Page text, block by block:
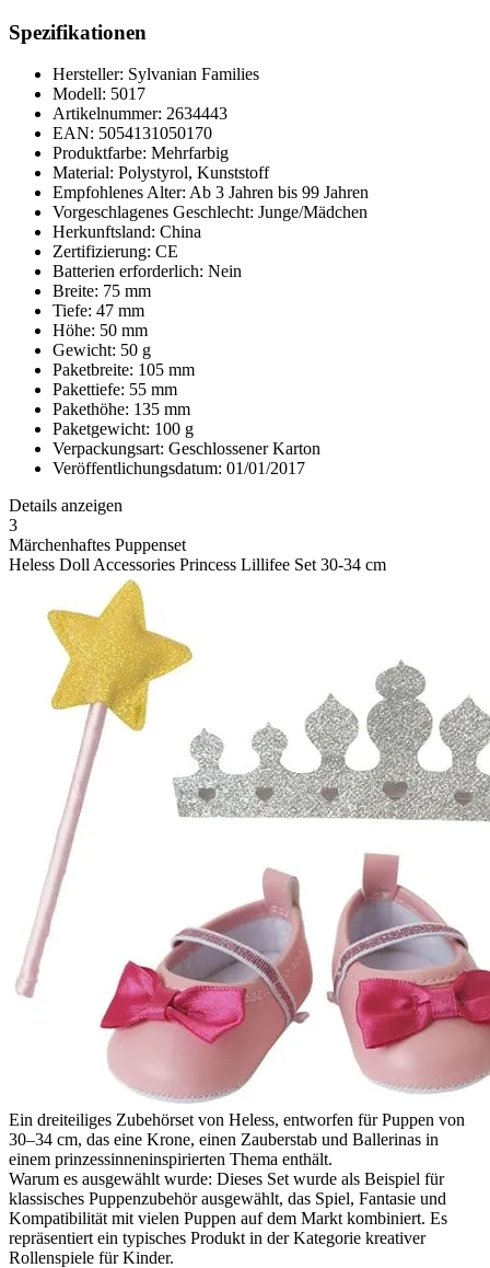
Spezifikationen
Hersteller: Sylvanian Families
Modell: 5017
Artikelnummer: 2634443
EAN: 5054131050170
Produktfarbe: Mehrfarbig
Material: Polystyrol, Kunststoff
Empfohlenes Alter: Ab 3 Jahren bis 99 Jahren
Vorgeschlagenes Geschlecht: Junge/Mädchen
Herkunftsland: China
Zertifizierung: CE
Batterien erforderlich: Nein
Breite: 75 mm
Tiefe: 47 mm
Höhe: 50 mm
Gewicht: 50 g
Paketbreite: 105 mm
Pakettiefe: 55 mm
Pakethöhe: 135 mm
Paketgewicht: 100 g
Verpackungsart: Geschlossener Karton
Veröffentlichungsdatum: 01/01/2017
Details anzeigen
3
Märchenhaftes Puppenset
Heless Doll Accessories Princess Lillifee Set 30-34 cm
Ein dreiteiliges Zubehörset von Heless, entworfen für Puppen von
30–34 cm, das eine Krone, einen Zauberstab und Ballerinas in
einem prinzessinneninspirierten Thema enthält.
Warum es ausgewählt wurde: Dieses Set wurde als Beispiel für
klassisches Puppenzubehör ausgewählt, das Spiel, Fantasie und
Kompatibilität mit vielen Puppen auf dem Markt kombiniert. Es
repräsentiert ein typisches Produkt in der Kategorie kreativer
Rollenspiele für Kinder.